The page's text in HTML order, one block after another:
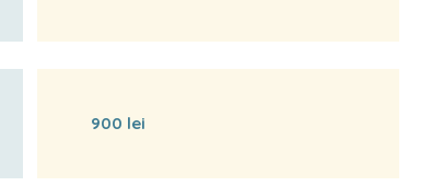
900 lei